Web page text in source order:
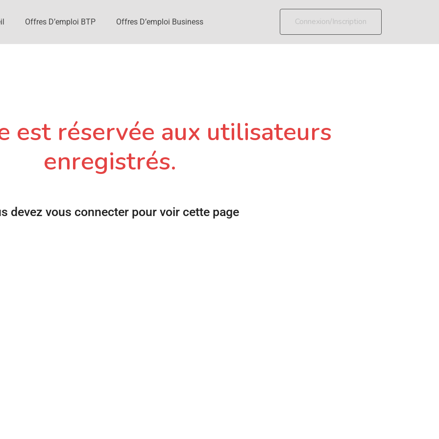
Offres D’emploi BTP Offres D’emploi Business Connexion/Inscription
est réservée aux utilisateurs
enregistrés.
devez vous connecter pour voir cette page